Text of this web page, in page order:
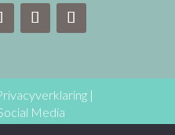
|
Media